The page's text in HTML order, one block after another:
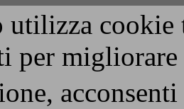
utilizza
per